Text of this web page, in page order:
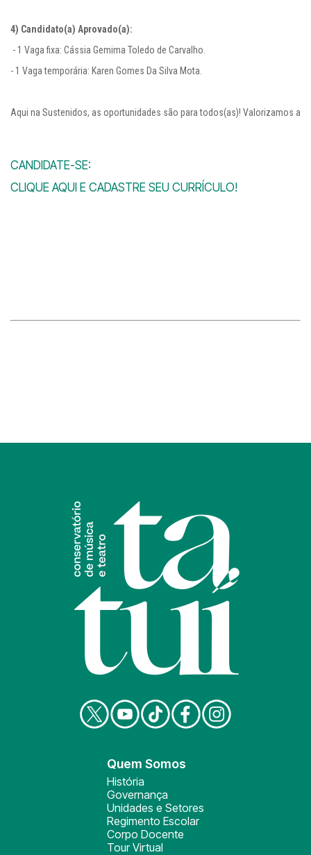
4) Candidato(a) Aprovado(a):
- 1 Vaga fixa: Cássia Gemima Toledo de Carvalho.
- 1 Vaga temporária: Karen Gomes Da Silva Mota.
Aqui na Sustenidos, as oportunidades são para todos(as)! Valorizamos
CANDIDATE-SE:
CLIQUE AQUI E CADASTRE SEU CURRÍCULO!
Quem Somos
História
Governança
Unidades e Setores
Regimento Escolar
Corpo Docente
Tour Virtual